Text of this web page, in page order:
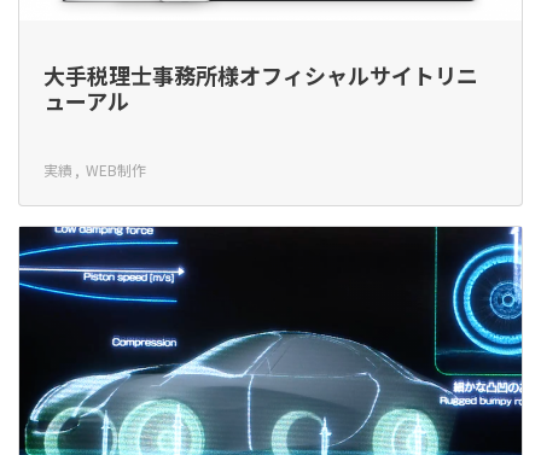
大手税理士事務所様オフィシャルサイトリニ
ューアル
実績 WEB制作